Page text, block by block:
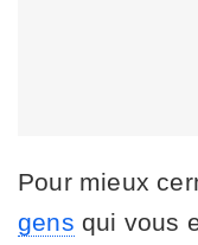
Pour mieux
gens qui vous